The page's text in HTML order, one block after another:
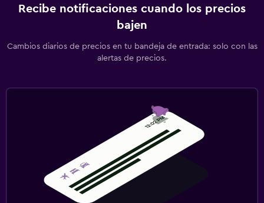
Recibe notificaciones cuando los precios
bajen
Cambios diarios de precios en tu bandeja de entrada: solo con las
alertas de precios.